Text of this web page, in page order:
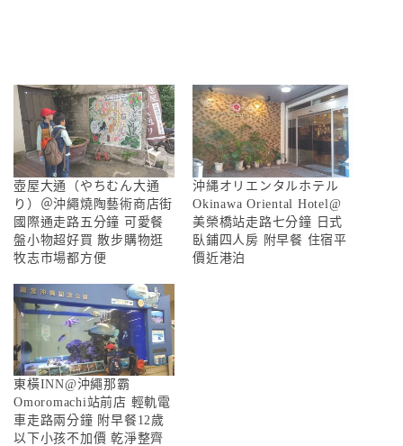
壺屋大通（やちむん大通
り）＠沖繩燒陶藝術商店街
國際通走路五分鐘 可愛餐
盤小物超好買 散步購物逛
牧志市場都方便
沖縄オリエンタルホテル
Okinawa Oriental Hotel@
美榮橋站走路七分鐘 日式
臥鋪四人房 附早餐 住宿平
價近港泊
東橫INN@沖繩那霸
Omoromachi站前店 輕軌電
車走路兩分鐘 附早餐12歲
以下小孩不加價 乾淨整齊